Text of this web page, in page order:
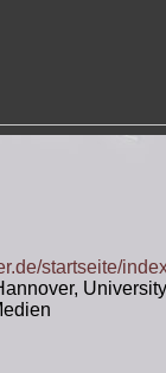
startseite/